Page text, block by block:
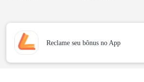
Reclame seu bônus no App